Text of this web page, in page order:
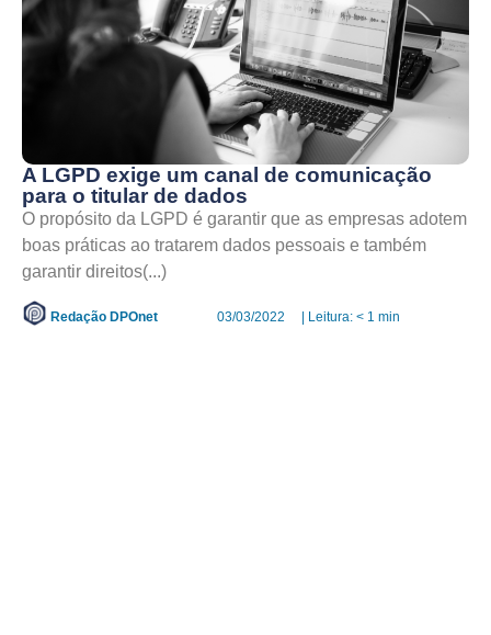
A LGPD exige um canal de comunicação
para o titular de dados
O propósito da LGPD é garantir que as empresas adotem
boas práticas ao tratarem dados pessoais e também
garantir direitos(...)
Redação DPOnet 03/03/2022 | Leitura: < 1 min